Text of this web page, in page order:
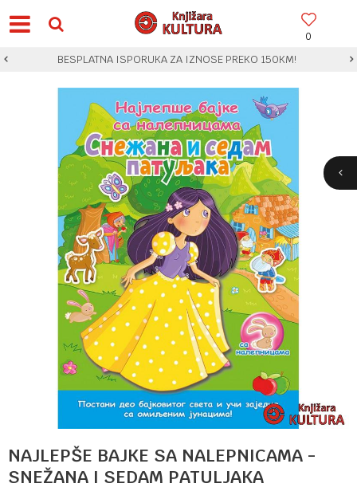
0
BESPLATNA ISPORUKA ZA IZNOSE PREKO 150KM!
NAJLEPŠE BAJKE SA NALEPNICAMA -
SNEŽANA I SEDAM PATULJAKA